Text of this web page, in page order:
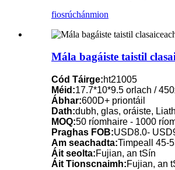
fiosrúchánmion
Mála bagáiste taistil
Cód Táirge:ht21005
Méid:17.7*10*9.5 orlach /
Ábhar:600D+ priontáil
Dath:dubh, glas, oráiste,
MOQ:50 ríomhaire - 1000
Praghas FOB:USD8.0-
Am seachadta:Timpeall 45-
Áit seolta:Fujian, an tSín
Áit Tionscnaimh:Fujian, an